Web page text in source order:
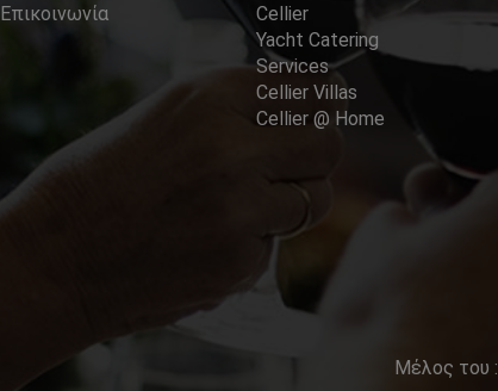
Επικοινωνία
Cellier
Yacht Catering
Services
Cellier Villas
Cellier @ Home
Μέλος του :